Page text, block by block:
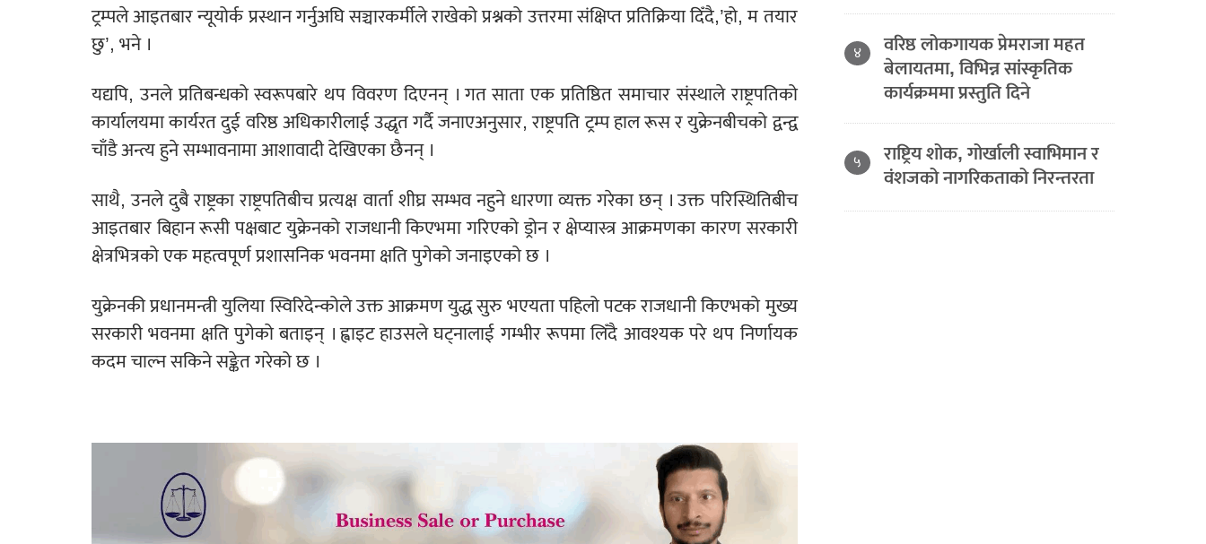
ट्रम्पले आइतबार न्यूयोर्क प्रस्थान गर्नुअघि सञ्चारकर्मीले राखेको प्रश्नको उत्तरमा संक्षिप्त प्रतिक्रिया दिँदै,’हो, म तयार
छु’, भने ।
यद्यपि, उनले प्रतिबन्धको स्वरूपबारे थप विवरण दिएनन् । गत साता एक प्रतिष्ठित समाचार संस्थाले राष्ट्रपतिको
कार्यालयमा कार्यरत दुई वरिष्ठ अधिकारीलाई उद्धृत गर्दै जनाएअनुसार, राष्ट्रपति ट्रम्प हाल रूस र युक्रेनबीचको द्वन्द्व
चाँडै अन्त्य हुने सम्भावनामा आशावादी देखिएका छैनन् ।
साथै, उनले दुबै राष्ट्रका राष्ट्रपतिबीच प्रत्यक्ष वार्ता शीघ्र सम्भव नहुने धारणा व्यक्त गरेका छन् । उक्त परिस्थितिबीच
आइतबार बिहान रूसी पक्षबाट युक्रेनको राजधानी किएभमा गरिएको ड्रोन र क्षेप्यास्त्र आक्रमणका कारण सरकारी
क्षेत्रभित्रको एक महत्वपूर्ण प्रशासनिक भवनमा क्षति पुगेको जनाइएको छ ।
युक्रेनकी प्रधानमन्त्री युलिया स्विरिदेन्कोले उक्त आक्रमण युद्ध सुरु भएयता पहिलो पटक राजधानी किएभको मुख्य
सरकारी भवनमा क्षति पुगेको बताइन् । ह्वाइट हाउसले घट्नालाई गम्भीर रूपमा लिँदै आवश्यक परे थप निर्णायक
कदम चाल्न सकिने सङ्केत गरेको छ ।
४ वरिष्ठ लोकगायक प्रेमराजा महत
बेलायतमा, विभिन्न सांस्कृतिक
कार्यक्रममा प्रस्तुति दिने
५ राष्ट्रिय शोक, गोर्खाली स्वाभिमान र
वंशजको नागरिकताको निरन्तरता